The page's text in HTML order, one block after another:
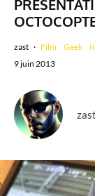
zast · Film Geek
9 juin 2013
zast